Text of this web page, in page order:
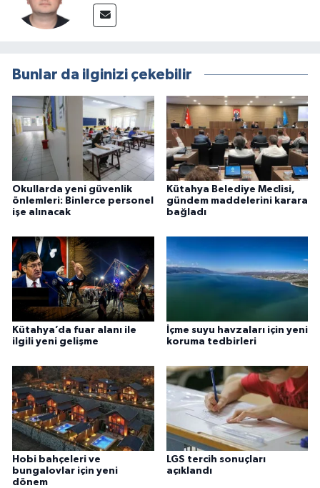
Bunlar da ilginizi çekebilir
Okullarda yeni güvenlik
önlemleri: Binlerce personel
işe alınacak
Kütahya Belediye Meclisi,
gündem maddelerini karara
bağladı
Kütahya’da fuar alanı ile
ilgili yeni gelişme
İçme suyu havzaları için yeni
koruma tedbirleri
Hobi bahçeleri ve
bungalovlar için yeni
dönem
LGS tercih sonuçları
açıklandı